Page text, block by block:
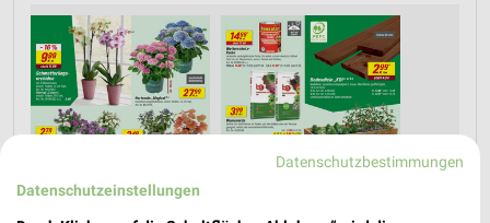
Datenschutzbestimmungen
Datenschutzeinstellungen